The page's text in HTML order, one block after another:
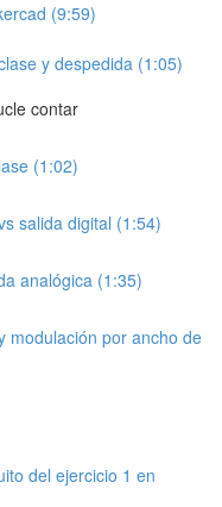
(9:59)
y despedida (1:05)
contar
(1:02)
salida digital (1:54)
analógica (1:35)
modulación por ancho de
del ejercicio 1 en